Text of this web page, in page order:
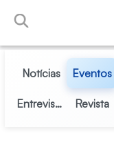
Pular para o
Notícias Eventos
Entrevistas Revista